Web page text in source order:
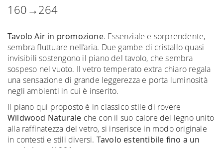
160→264
Tavolo Air in promozione. Essenziale e sorprendente,
sembra fluttuare nell’aria. Due gambe di cristallo quasi
invisibili sostengono il piano del tavolo, che sembra
sospeso nel vuoto. Il vetro temperato extra chiaro regala
una sensazione di grande leggerezza e porta luminosità
negli ambienti in cui è inserito.
Il piano qui proposto è in classico stile di rovere
Wildwood Naturale che con il suo calore del legno unito
alla raffinatezza del vetro, si inserisce in modo originale
in contesti e stili diversi. Tavolo estentibile fino a un